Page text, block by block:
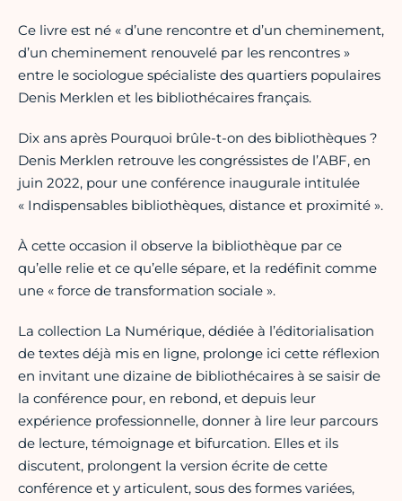
Ce livre est né « d’une rencontre et d’un cheminement,
d’un cheminement renouvelé par les rencontres »
entre le sociologue spécialiste des quartiers populaires
Denis Merklen et les bibliothécaires français.
Dix ans après Pourquoi brûle-t-on des bibliothèques ?
Denis Merklen retrouve les congréssistes de l’ABF, en
juin 2022, pour une conférence inaugurale intitulée
« Indispensables bibliothèques, distance et proximité ».
À cette occasion il observe la bibliothèque par ce
qu’elle relie et ce qu’elle sépare, et la redéfinit comme
une « force de transformation sociale ».
La collection La Numérique, dédiée à l’éditorialisation
de textes déjà mis en ligne, prolonge ici cette réflexion
en invitant une dizaine de bibliothécaires à se saisir de
la conférence pour, en rebond, et depuis leur
expérience professionnelle, donner à lire leur parcours
de lecture, témoignage et bifurcation. Elles et ils
discutent, prolongent la version écrite de cette
conférence et y articulent, sous des formes variées,